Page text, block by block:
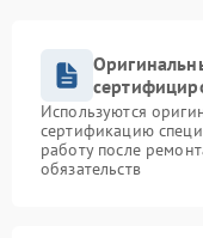
Используются
сертификацию
работу после
обязательств